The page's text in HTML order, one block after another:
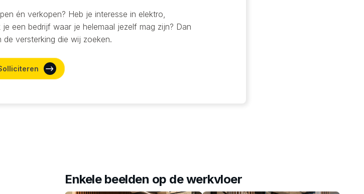
én verkopen? Heb je interesse in elektro,
een bedrijf waar je helemaal jezelf mag zijn? Dan
de versterking die wij zoeken.
Enkele beelden op de werkvloer